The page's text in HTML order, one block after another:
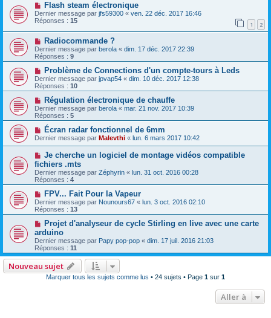
Flash steam électronique
Dernier message par jfs59300 « ven. 22 déc. 2017 16:46
Réponses : 15 1 2
Radiocommande ?
Dernier message par berola « dim. 17 déc. 2017 22:39
Réponses : 9
Problème de Connections d'un compte-tours à Leds
Dernier message par jpvap54 « dim. 10 déc. 2017 12:38
Réponses : 10
Régulation électronique de chauffe
Dernier message par berola « mar. 21 nov. 2017 10:39
Réponses : 5
Écran radar fonctionnel de 6mm
Dernier message par Malevthi « lun. 6 mars 2017 10:42
Je cherche un logiciel de montage vidéos compatible
fichiers .mts
Dernier message par Zéphyrin « lun. 31 oct. 2016 00:28
Réponses : 4
FPV... Fait Pour la Vapeur
Dernier message par Nounours67 « lun. 3 oct. 2016 02:10
Réponses : 13
Projet d'analyseur de cycle Stirling en live avec une carte
arduino
Dernier message par Papy pop-pop « dim. 17 juil. 2016 21:03
Réponses : 11
Nouveau sujet
Marquer tous les sujets comme lus • 24 sujets • Page 1 sur 1
Aller à